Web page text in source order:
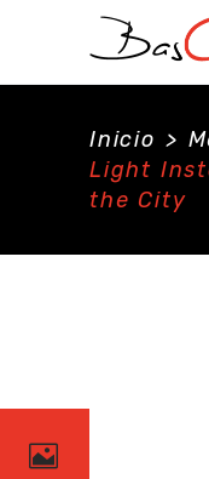
Inicio >
Light
the City